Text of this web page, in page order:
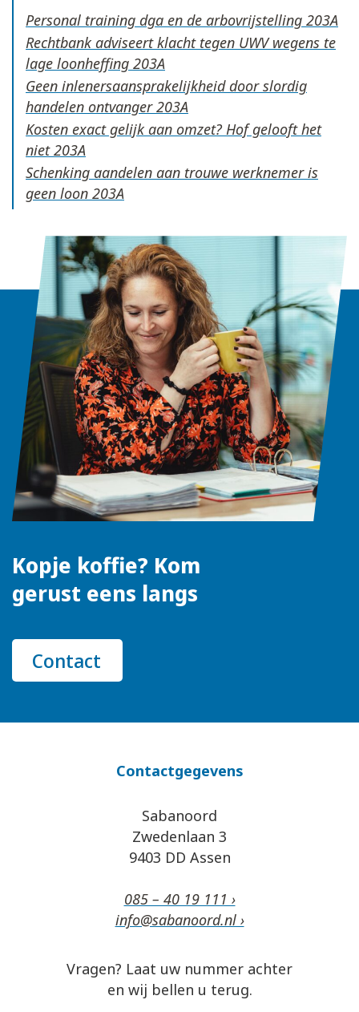
Personal training dga en de arbovrijstelling
Rechtbank adviseert klacht tegen UWV wegens te
lage loonheffing
Geen inlenersaansprakelijkheid door slordig
handelen ontvanger
Kosten exact gelijk aan omzet? Hof gelooft het
niet
Schenking aandelen aan trouwe werknemer is
geen loon
Kopje koffie? Kom
gerust eens langs
Contact
Contactgegevens
Sabanoord
Zwedenlaan 3
9403 DD Assen
085 – 40 19 111 ›
info@sabanoord.nl ›
Vragen? Laat uw nummer achter
en wij bellen u terug.